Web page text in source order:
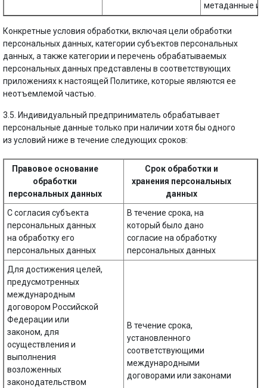
метаданные и
Конкретные условия обработки, включая цели обработки
персональных данных, категории субъектов персональных
данных, а также категории и перечень обрабатываемых
персональных данных представлены в соответствующих
приложениях к настоящей Политике, которые являются ее
неотъемлемой частью.
3.5. Индивидуальный предприниматель обрабатывает
персональные данные только при наличии хотя бы одного
из условий ниже в течение следующих сроков:
Правовое основание
обработки
персональных данных
Срок обработки и
хранения персональных
данных
С согласия субъекта
персональных данных
на обработку его
персональных данных
В течение срока, на
который было дано
согласие на обработку
персональных данных
Для достижения целей,
предусмотренных
международным
договором Российской
Федерации или
законом, для
осуществления и
выполнения
возложенных
законодательством
В течение срока,
установленного
соответствующими
международными
договорами или законами